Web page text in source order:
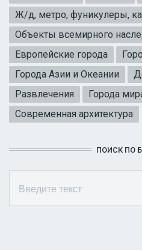
Ж/д, метро, фуникулеры,
Объекты всемирного
Европейские города
Города Азии и Океании
Развлечения
Города
Современная архитектура
ПОИСК ПО